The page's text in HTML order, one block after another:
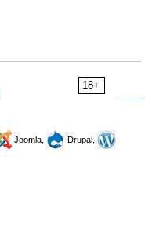
18+
Joomla,
Drupal,